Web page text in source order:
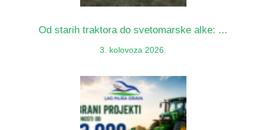
Od starih traktora do svetomarske alke: ...
3. kolovoza 2026.